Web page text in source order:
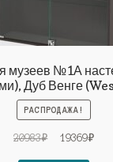
музеев №1А
Дуб Венге
РАСПРОДАЖА!
20983₽ 19369₽